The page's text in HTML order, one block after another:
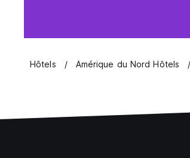
Hôtels Amérique du Nord Hôtels